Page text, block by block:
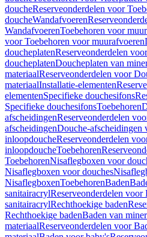
doucheReserveonderdelen voor
doucheWandafvoeren
WandafvoerenToebehoren voor
voor Toebehoren voor muurafvoeren
doucheplatenReserveonderdelen
doucheplatenDoucheplaten van
materiaalReserveonderdelen voor
materiaalInstallatie-elementen
elementenSpecifieke douchesifons
Specifieke douchesifonsToebehoren
afscheidingenReserveonderdelen
afscheidingenDouche-afscheidingen
inloopdoucheReserveonderdelen
inloopdoucheToebehoren
ToebehorenNisaflegboxen voor
Nisaflegboxen voor douches
NisaflegboxenToebehorenBaden
sanitairacrylReserveonderdelen voor
sanitairacrylRechthoekige baden
Rechthoekige badenBaden van
materiaalReserveonderdelen voor